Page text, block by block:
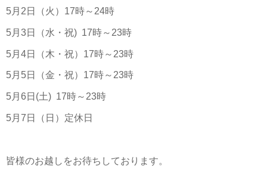
5月2日（火）17時～24時
5月3日（水・祝) 17時～23時
5月4日（木・祝）17時～23時
5月5日（金・祝）17時～23時
5月6日(土) 17時～23時
5月7日（日）定休日
皆様のお越しをお待ちしております。